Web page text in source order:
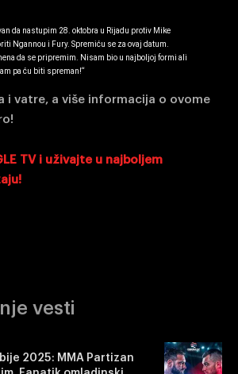
da nastupim 28. oktobra u Rijadu protiv Mike
Ngannou i Fury. Spremiću se za ovaj datum.
da se pripremim. Nisam bio u najboljoj formi ali
pa ću biti spreman!“
i vatre, a više informacija o ovome
TV i uživajte u najboljem
vesti
2025: MMA Partizan